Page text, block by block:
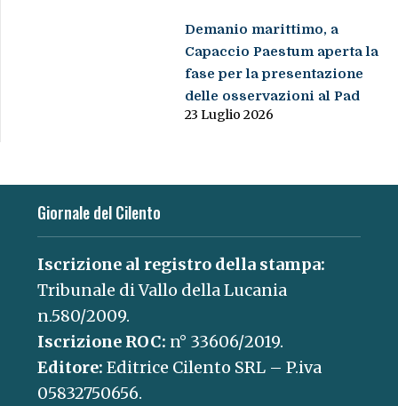
Demanio marittimo, a
Capaccio Paestum aperta la
fase per la presentazione
delle osservazioni al Pad
23 Luglio 2026
Giornale del Cilento
Iscrizione al registro della stampa:
Tribunale di Vallo della Lucania
n.580/2009.
Iscrizione ROC: n° 33606/2019.
Editore: Editrice Cilento SRL – P.iva
05832750656.